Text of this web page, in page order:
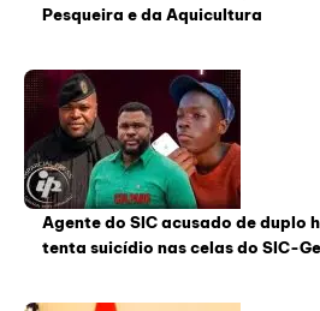
Pesqueira e da Aquicultura
Agente do SIC acusado de duplo
tenta suicídio nas celas do SIC-